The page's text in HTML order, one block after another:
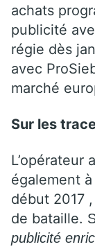
achats
publicité
régie dès
avec
marché
Sur les
L’opérateur
également
début 2017
de bataille.
publicité